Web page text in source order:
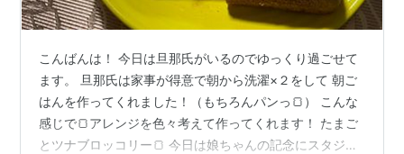
こんばんは！ 今日は旦那氏がいるのでゆっくり過ごせて
ます。 旦那氏は家事が得意で朝から洗濯×２をして 朝ご
はんを作ってくれました！（もちろんパンっ🍞） こんな
感じで🍞アレンジを色々考えて作ってくれます！ たまご
とツナブロッコリー🍞 今日は娘ちゃんの記念にスタジオ